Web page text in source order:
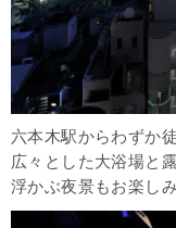
六本木駅からわずか
広々とした大浴場と
浮かぶ夜景もお楽し